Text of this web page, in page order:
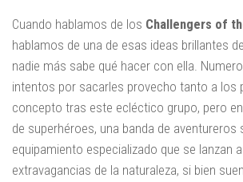
Cuando hablamos de los Challengers of
hablamos de una de esas ideas brillantes de
nadie más sabe qué hacer con ella.
intentos por sacarles provecho tanto a los
concepto tras este ecléctico grupo, pero
de superhéroes, una banda de aventureros
equipamiento especializado que se lanzan
extravagancias de la naturaleza, si bien